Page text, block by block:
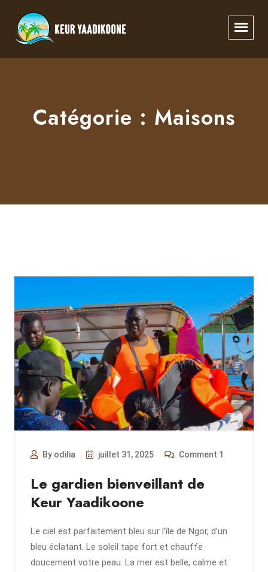
Catégorie : Maisons
By odilia juillet 31, 2025 Comment 1
Le gardien bienveillant de
Keur Yaadikoone
Le ciel est parfaitement bleu sur l’île de Ngor, d’un
bleu éclatant. Le soleil tape fort et chauffe
doucement votre peau. La mer est belle, calme et